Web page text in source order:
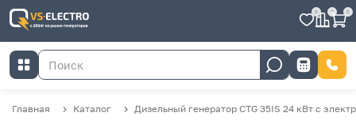
0 0 0
Главная Каталог Дизельный генератор CTG 35IS 24 кВт с